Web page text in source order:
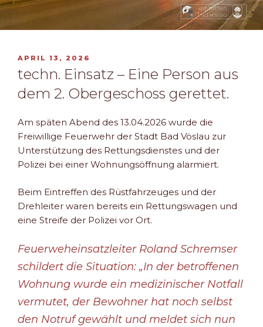
VERÖFFENTLICHT
APRIL 13, 2026
techn. Einsatz – Eine Person aus
dem 2. Obergeschoss gerettet.
Am späten Abend des 13.04.2026 wurde die
Freiwillige Feuerwehr der Stadt Bad Vöslau zur
Unterstützung des Rettungsdienstes und der
Polizei bei einer Wohnungsöffnung alarmiert.
Beim Eintreffen des Rüstfahrzeuges und der
Drehleiter waren bereits ein Rettungswagen und
eine Streife der Polizei vor Ort.
Feuerweheinsatzleiter Roland Schremser
schildert die Situation: „In der betroffenen
Wohnung wurde ein medizinischer Notfall
vermutet, der Bewohner hat noch selbst
den Notruf gewählt und meldet sich nun